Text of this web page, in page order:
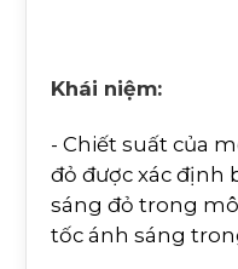
Khái niệm:
- Chiết suất của
đỏ được xác định
sáng đỏ trong
tốc ánh sáng